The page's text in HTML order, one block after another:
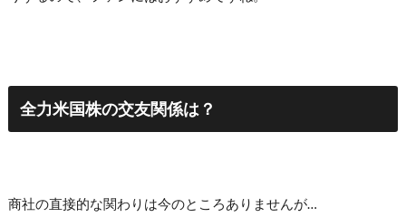
全力米国株の交友関係は？
商社の直接的な関わりは今のところありませんが…